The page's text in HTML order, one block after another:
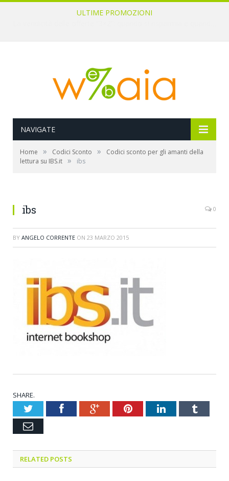
ULTIME PROMOZIONI
NAVIGATE
Home » Codici Sconto »
Codici sconto per gli amanti della
lettura su IBS.it » ibs
ibs 0
BY ANGELO CORRENTE ON 23 MARZO 2015
SHARE.
TwitterFacebookGoogle+PinterestLinkedInTumblr
Email
RELATED POSTS